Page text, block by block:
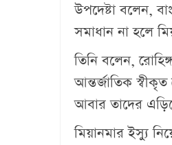
উপদেষ্টা ব‌লেন,
সমাধান না হলে
তি‌নি ব‌লেন,
আন্তর্জাতিক
আবার তাদের
মিয়ানমার ইস্যু